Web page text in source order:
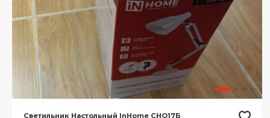
Светильник Настольный InHome СНО17Б